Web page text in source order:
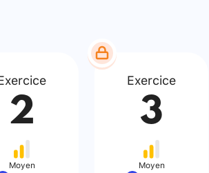
2
Moyen
Exercice
3
Moyen